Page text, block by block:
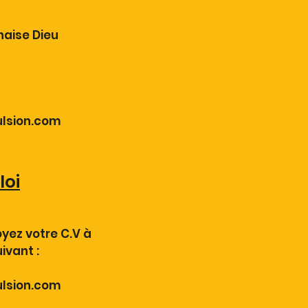
Dieu
votre C.V à
: